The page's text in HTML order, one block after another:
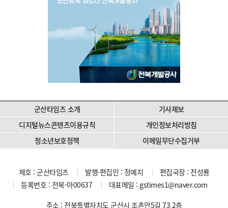
군산타임즈 소개
기사제보
디지털뉴스콘텐츠이용규칙
개인정보처리방침
청소년보호정책
이메일무단수집거부
제호 : 군산타임즈 발행·편집인 : 정예지
편집국장 : 전성룡
등록번호 : 전북-아00637
대표메일 : gstimes1@naver.com
주소 : 전북특별자치도 군산시 조촌안5길 73 2층